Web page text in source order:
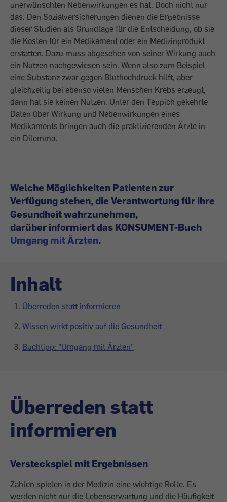
unerwünschten Nebenwirkungen es hat. Doch nicht nur
das. Den Sozialversicherungen dienen die Ergebnisse
dieser Studien als Grundlage für die Entscheidung, ob sie
die Kosten für ein Medikament oder ein Medizinprodukt
erstatten. Dazu muss abgesehen von seiner Wirkung auch
ein Nutzen nachgewiesen sein. Wenn also zum Beispiel
eine Substanz zwar ge­gen Bluthochdruck hilft, aber
gleichzeitig bei ebenso vielen Menschen Krebs ­erzeugt,
dann hat sie keinen Nutzen. Unter den Teppich gekehrte
Daten über Wirkung und Nebenwirkungen eines
Medikaments bringen auch die praktizierenden Ärzte in
ein Dilemma.
Welche Möglichkeiten Patienten zur
Verfügung stehen, die Verantwortung für ihre
Gesundheit wahrzunehmen,
darüber informiert das KONSUMENT-Buch
Umgang mit Ärzten.
Inhalt
Überreden statt informieren
Wissen wirkt positiv auf die Gesundheit
Buchtipp: "Umgang mit Ärzten"
Überreden statt
informieren
Versteckspiel mit Ergebnissen
Zahlen spielen in der Medizin eine wichtige Rolle. Es
werden nicht nur die Lebenserwartung und die Häufigkeit